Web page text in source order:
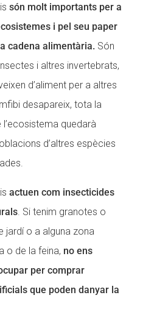
són molt importants per a
i pel seu paper
cadena alimentària. Són
i altres invertebrats,
d’aliment per a altres
desapareix, tota la
quedarà
d’altres espècies
actuen com insecticides
. Si tenim granotes o
jardí o a alguna zona
o de la feina, no ens
per comprar
que poden danyar la